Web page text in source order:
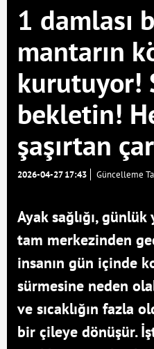
1 damlası
mantarın
kurutuyor!
bekletin!
şaşırtan
2026-04-27 17:43 Güncelleme
Ayak sağlığı,
tam merkezinden
insanın gün içinde
sürmesine neden
ve sıcaklığın fazla
bir çileye dönüşür.